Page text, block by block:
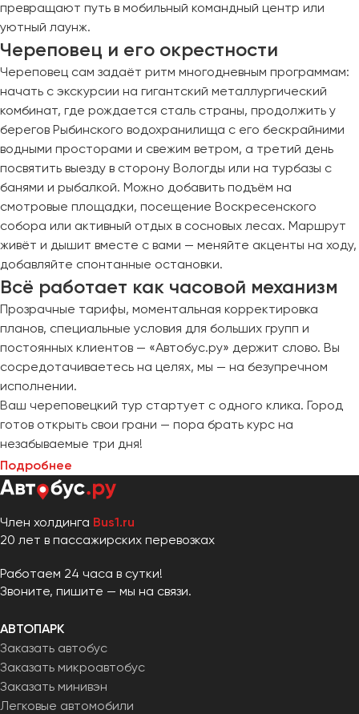
превращают путь в мобильный командный центр или
уютный лаунж.
Череповец и его окрестности
Череповец сам задаёт ритм многодневным программам:
начать с экскурсии на гигантский металлургический
комбинат, где рождается сталь страны, продолжить у
берегов Рыбинского водохранилища с его бескрайними
водными просторами и свежим ветром, а третий день
посвятить выезду в сторону Вологды или на турбазы с
банями и рыбалкой. Можно добавить подъём на
смотровые площадки, посещение Воскресенского
собора или активный отдых в сосновых лесах. Маршрут
живёт и дышит вместе с вами — меняйте акценты на ходу,
добавляйте спонтанные остановки.
Всё работает как часовой механизм
Прозрачные тарифы, моментальная корректировка
планов, специальные условия для больших групп и
постоянных клиентов — «Автобус.ру» держит слово. Вы
сосредотачиваетесь на целях, мы — на безупречном
исполнении.
Ваш череповецкий тур стартует с одного клика. Город
готов открыть свои грани — пора брать курс на
незабываемые три дня!
Подробнее
Член холдинга Bus1.ru
20 лет в пассажирских перевозках
Работаем 24 часа в сутки!
Звоните, пишите — мы на связи.
АВТОПАРК
Заказать автобус
Заказать микроавтобус
Заказать минивэн
Легковые автомобили